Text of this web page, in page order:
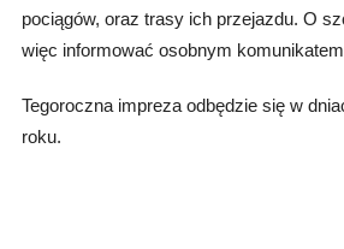
pociągów, oraz trasy ich przejazdu. O
więc informować osobnym
Tegoroczna impreza odbędzie się w
roku.